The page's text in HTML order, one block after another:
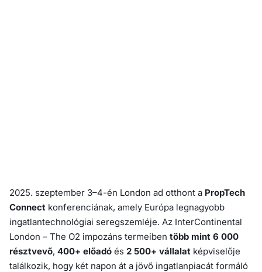
2025. szeptember 3–4-én London ad otthont a PropTech
Connect konferenciának, amely Európa legnagyobb
ingatlantechnológiai seregszemléje. Az InterContinental
London – The O2 impozáns termeiben több mint 6 000
résztvevő, 400+ előadó és 2 500+ vállalat képviselője
találkozik, hogy két napon át a jövő ingatlanpiacát formáló